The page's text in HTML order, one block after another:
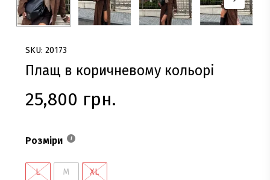
SKU: 20173
Плащ в коричневому кольорі
25,800 грн.
Розміри
L M XL